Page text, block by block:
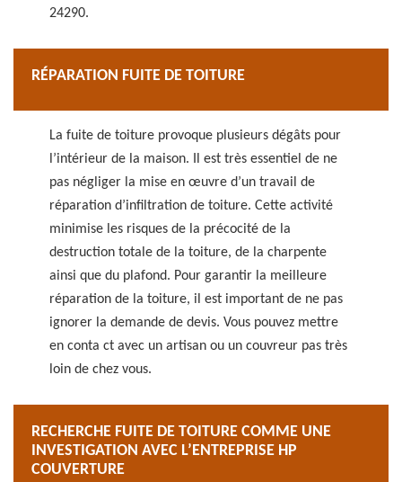
24290.
RÉPARATION FUITE DE TOITURE
La fuite de toiture provoque plusieurs dégâts pour
l’intérieur de la maison. Il est très essentiel de ne
pas négliger la mise en œuvre d’un travail de
réparation d’infiltration de toiture. Cette activité
minimise les risques de la précocité de la
destruction totale de la toiture, de la charpente
ainsi que du plafond. Pour garantir la meilleure
réparation de la toiture, il est important de ne pas
ignorer la demande de devis. Vous pouvez mettre
en conta ct avec un artisan ou un couvreur pas très
loin de chez vous.
RECHERCHE FUITE DE TOITURE COMME UNE
INVESTIGATION AVEC L’ENTREPRISE HP
COUVERTURE